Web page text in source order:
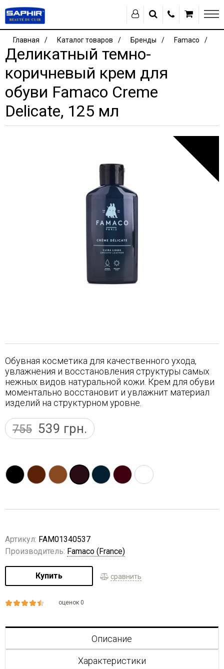
Главная Каталог товаров Бренды Famaco
Деликатный темно-
коричневый крем для
обуви Famaco Creme
Delicate, 125 мл
Обувная косметика для качественного ухода,
увлажнения и восстановления структуры самых
нежных видов натуральной кожи. Крем для обуви
моментально восстановит и увлажнит материал
изделий на структурном уровне.
755 539 грн.
Артикул: FAM01340537
Производитель: Famaco (France)
Купить сравнить
оценок 0
Описание
Характеристики